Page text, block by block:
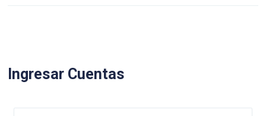
Ingresar Cuentas